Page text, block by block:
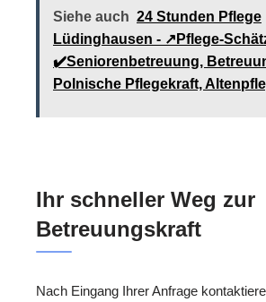
Siehe auch 24 Stunden Pflege
Lüdinghausen - ↗️Pflege-
✔️Seniorenbetreuung,
Polnische Pflegekraft,
Ihr schneller Weg zur
Betreuungskraft
Nach Eingang Ihrer Anfrage